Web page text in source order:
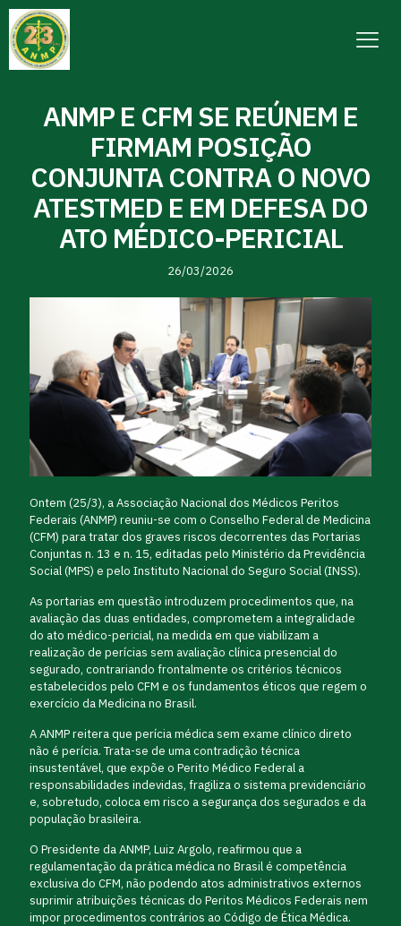
ANMP E CFM SE REÚNEM E
FIRMAM POSIÇÃO
CONJUNTA CONTRA O NOVO
ATESTMED E EM DEFESA DO
ATO MÉDICO-PERICIAL
26/03/2026
Ontem (25/3), a Associação Nacional dos Médicos Peritos
Federais (ANMP) reuniu-se com o Conselho Federal de Medicina
(CFM) para tratar dos graves riscos decorrentes das Portarias
Conjuntas n. 13 e n. 15, editadas pelo Ministério da Previdência
Social (MPS) e pelo Instituto Nacional do Seguro Social (INSS).
As portarias em questão introduzem procedimentos que, na
avaliação das duas entidades, comprometem a integralidade
do ato médico-pericial, na medida em que viabilizam a
realização de perícias sem avaliação clínica presencial do
segurado, contrariando frontalmente os critérios técnicos
estabelecidos pelo CFM e os fundamentos éticos que regem o
exercício da Medicina no Brasil.
A ANMP reitera que perícia médica sem exame clínico direto
não é perícia. Trata-se de uma contradição técnica
insustentável, que expõe o Perito Médico Federal a
responsabilidades indevidas, fragiliza o sistema previdenciário
e, sobretudo, coloca em risco a segurança dos segurados e da
população brasileira.
O Presidente da ANMP, Luiz Argolo, reafirmou que a
regulamentação da prática médica no Brasil é competência
exclusiva do CFM, não podendo atos administrativos externos
suprimir atribuições técnicas do Peritos Médicos Federais nem
impor procedimentos contrários ao Código de Ética Médica.